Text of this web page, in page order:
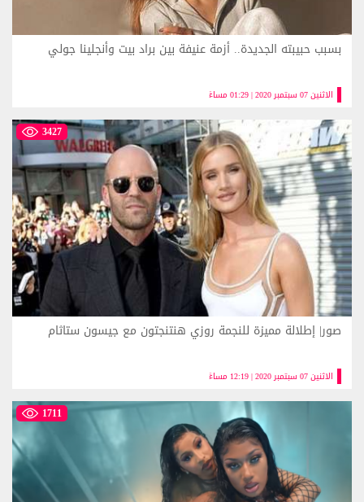
الاثنين 07 سبتمبر 2020 | 01:29 مساءً
بسبب حبيبته الجديدة.. أزمة عنيفة بين براد بيت وأنجلينا جولي
3427
الاثنين 07 سبتمبر 2020 | 12:19 مساءً
صور| إطلالة مميزة للنجمة روزي هنتنجتون مع جيسون ستاثام
1711